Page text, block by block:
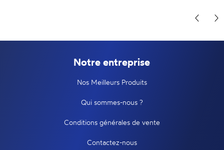
Notre entreprise
Nos Meilleurs Produits
Qui sommes-nous ?
Conditions générales de vente
Contactez-nous